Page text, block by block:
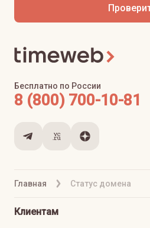
Главная Статус домена
Бесплатно по России
8 (800) 700-10-81
Клиентам